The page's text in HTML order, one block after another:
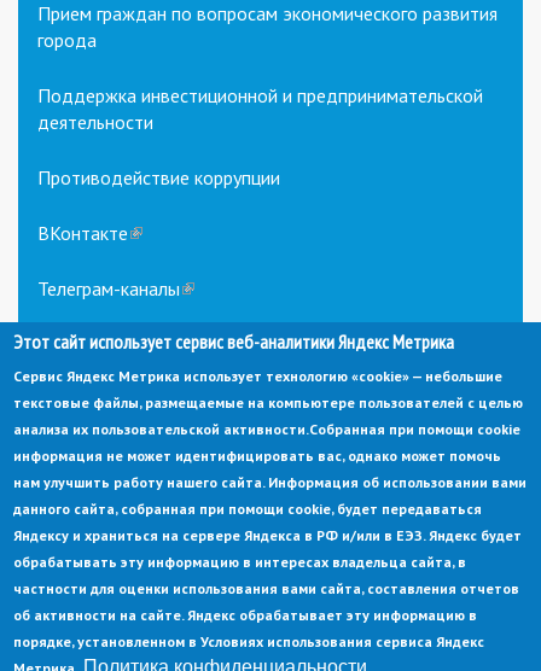
Прием граждан по вопросам экономического развития
города
Поддержка инвестиционной и предпринимательской
деятельности
Противодействие коррупции
ВКонтакте(link
external)
Телеграм-каналы(link
external)
© Администрация города Заречный
Электронная почта:
adm@zarechny.zato.ru
sends
e-
mail)
Пензенская обл, г. Заречный, пр-кт. 30-летия Победы, д. 27, 442960
При публикации материалов сайта ссылка на источник обязательна.
Этот сайт использует сервис веб-аналитики Яндекс Метрика
Сервис Яндекс Метрика использует технологию «cookie» — небольшие
текстовые файлы, размещаемые на компьютере пользователей с целью
анализа их пользовательской активности.Собранная при помощи cookie
информация не может идентифицировать вас, однако может помочь
нам улучшить работу нашего сайта. Информация об использовании вами
данного сайта, собранная при помощи cookie, будет передаваться
Яндексу и храниться на сервере Яндекса в РФ и/или в ЕЭЗ. Яндекс будет
обрабатывать эту информацию в интересах владельца сайта, в
частности для оценки использования вами сайта, составления отчетов
об активности на сайте. Яндекс обрабатывает эту информацию в
порядке, установленном в Условиях использования сервиса Яндекс
Политика конфиденциальности